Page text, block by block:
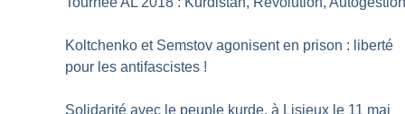
Koltchenko et Semstov agonisent en prison : liberté
pour les antifascistes !
Solidarité avec le peuple kurde, à Lisieux le 11 mai